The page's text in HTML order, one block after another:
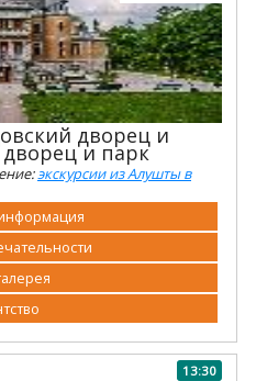
дворец и
и парк
экскурсии из Алушты в
13:30